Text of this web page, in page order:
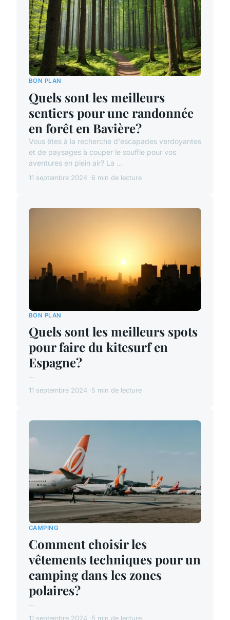
BON PLAN
Quels sont les meilleurs
sentiers pour une randonnée
en forêt en Bavière?
Vous êtes à la recherche d'escapades verdoyantes
et de paysages à couper le souffle pour vos
aventures en plein air? La ...
11 septembre 2024 6 min de lecture
BON PLAN
Quels sont les meilleurs spots
pour faire du kitesurf en
Espagne?
...
11 septembre 2024 5 min de lecture
CAMPING
Comment choisir les
vêtements techniques pour un
camping dans les zones
polaires?
...
11 septembre 2024 5 min de lecture